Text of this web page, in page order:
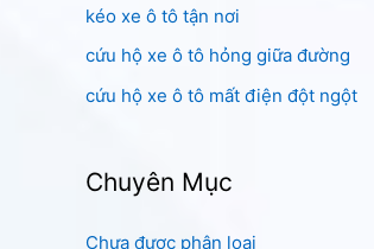
:kéo xe ô tô tận nơi
cứu hộ xe ô tô hỏng giữa đường
cứu hộ xe ô tô mất điện đột ngột
Chuyên Mục
Chưa được phân loại